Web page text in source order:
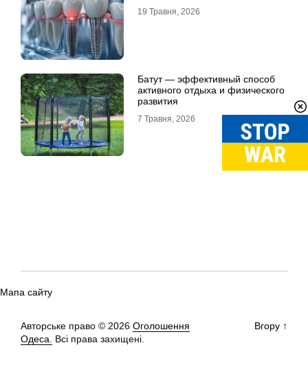
19 Травня, 2026
Батут — эффективный способ
активного отдыха и физического
развития
7 Травня, 2026
Мапа сайту
Авторське право © 2026 Оголошення
Одеса.
Всі права захищені.
Вгору ↑